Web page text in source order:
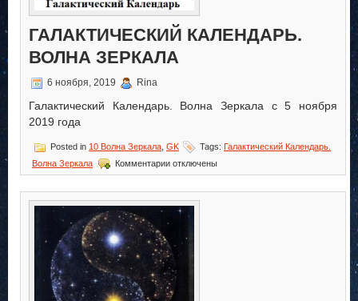
ГАЛАКТИЧЕСКИЙ КАЛЕНДАРЬ.
ВОЛНА ЗЕРКАЛА
6 ноября, 2019 Rina
Галактический Календарь. Волна Зеркала с 5 ноября
2019 года
Posted in 10 Волна Зеркала GK Tags: Галактический Календарь.
Волна Зеркала
Комментариик
записи
Календарь.
Волна
отключены